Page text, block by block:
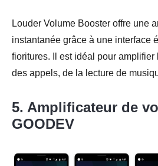
Louder Volume Booster offre une
instantanée grâce à une interface
fioritures. Il est idéal pour
des appels, de la lecture de
5. Amplificateur de
GOODEV